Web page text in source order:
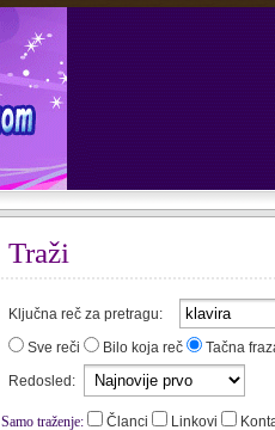
Traži
Ključna reč za pretragu:
Sve reči
Bilo koja reč
Tačna
Redosled:
Samo traženje: Članci Linkovi